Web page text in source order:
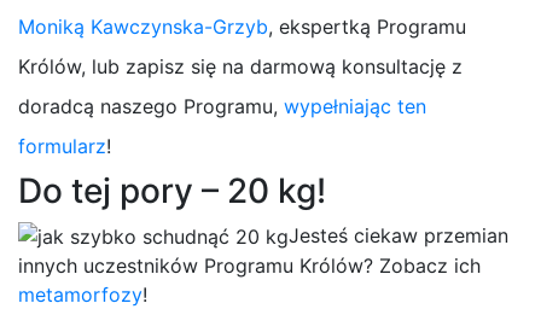
Moniką Kawczynska-Grzyb, ekspertką Programu
Królów, lub zapisz się na darmową konsultację z
doradcą naszego Programu, wypełniając ten
formularz!
Do tej pory – 20 kg!
Jesteś ciekaw przemian
innych uczestników Programu Królów? Zobacz ich
metamorfozy!